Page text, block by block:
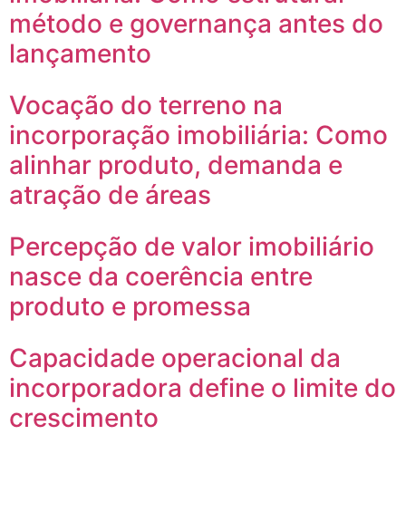
método e governança antes do
lançamento
Vocação do terreno na
incorporação imobiliária: Como
alinhar produto, demanda e
atração de áreas
Percepção de valor imobiliário
nasce da coerência entre
produto e promessa
Capacidade operacional da
incorporadora define o limite do
crescimento